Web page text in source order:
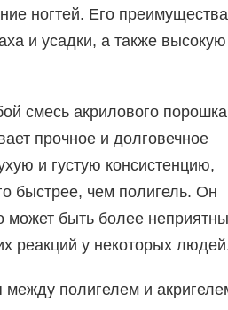
ногтей. Его преимущества
и усадки, а также высокую
смесь акрилового
прочное и долговечное
и густую консистенцию,
быстрее, чем полигель. Он
может быть более
реакций у некоторых
полигелем и